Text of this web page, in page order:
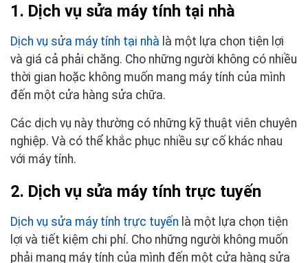
1. Dịch vụ sửa máy tính tại nhà
Dịch vụ sửa máy tính tại nhà là một lựa chọn tiện lợi
và giá cả phải chăng. Cho những người không có nhiều
thời gian hoặc không muốn mang máy tính của mình
đến một cửa hàng sửa chữa.
Các dịch vụ này thường có những kỹ thuật viên chuyên
nghiệp. Và có thể khắc phục nhiều sự cố khác nhau
với máy tính.
2. Dịch vụ sửa máy tính trực tuyến
Dịch vụ sửa máy tính trực tuyến là một lựa chọn tiện
lợi và tiết kiệm chi phí. Cho những người không muốn
phải mang máy tính của mình đến một cửa hàng sửa